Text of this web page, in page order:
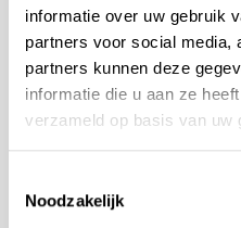
informatie over uw gebruik
partners voor social media,
partners kunnen deze
informatie die u aan ze
verzameld op basis van uw
Noodzakelijk